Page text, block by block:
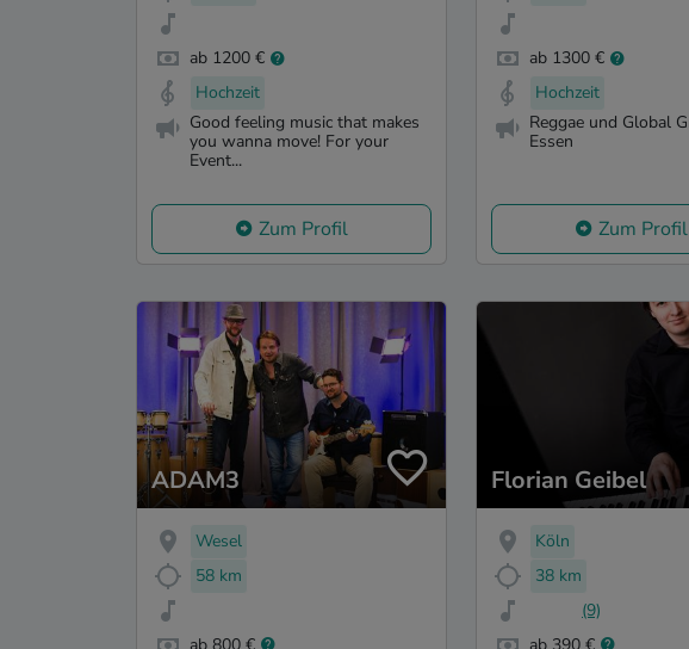
ab 1200 €
Hochzeit
Good feeling music that makes
you wanna move! For your
Event...
Zum Profil
ab 1300 €
Hochzeit
Reggae und Global
Essen
Zum Profil
ADAM3
Wesel
58 km
ab 800 €
Florian Geibel
Köln
38 km
(9)
ab 390 €